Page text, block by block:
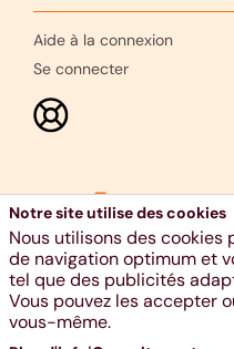
Aide à la connexion
Se connecter
Ethias s.a., voie Gisèle
TVA BE 0404.484.654 -
Notre site utilise des cookies
Nous utilisons des
de navigation optimum et
tel que des publicités
Vous pouvez les accepter
vous-même.